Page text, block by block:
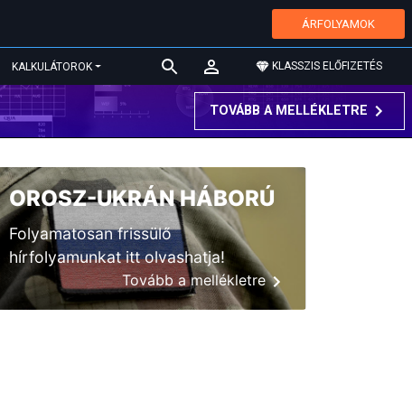
ÁRFOLYAMOK
KALKULÁTOROK KLASSZIS ELŐFIZETÉS
TOVÁBB A MELLÉKLETRE
OROSZ-UKRÁN HÁBORÚ
Folyamatosan frissülő
hírfolyamunkat itt olvashatja!
Tovább a mellékletre